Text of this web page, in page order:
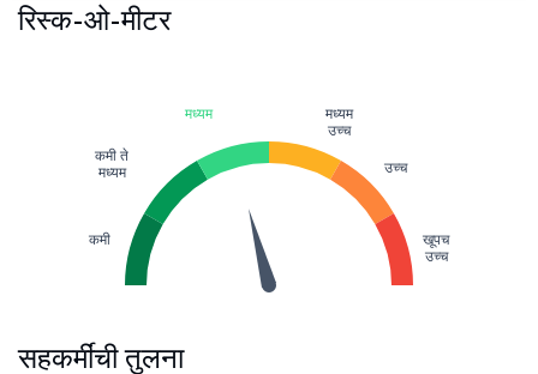
रिस्क-ओ-मीटर
कमी
कमी ते
मध्यम
मध्यम
मध्यम
उच्च
उच्च
खूपच
उच्च
सहकर्मींची तुलना